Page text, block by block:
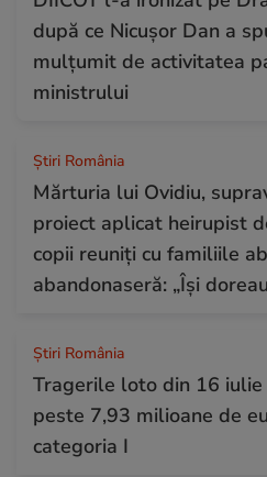
după ce Nicușor Dan a
mulțumit de activitatea
ministrului
Știri România
Mărturia lui Ovidiu,
proiect aplicat heirupist
copii reuniți cu familiile
abandonaseră: „Își
Știri România
Tragerile loto din 16
peste 7,93 milioane de
categoria I